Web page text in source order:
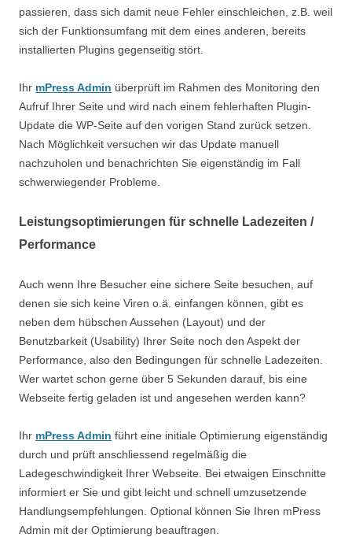
passieren, dass sich damit neue Fehler einschleichen, z.B. weil
sich der Funktionsumfang mit dem eines anderen, bereits
installierten Plugins gegenseitig stört.
Ihr mPress Admin überprüft im Rahmen des Monitoring den
Aufruf Ihrer Seite und wird nach einem fehlerhaften Plugin-
Update die WP-Seite auf den vorigen Stand zurück setzen.
Nach Möglichkeit versuchen wir das Update manuell
nachzuholen und benachrichten Sie eigenständig im Fall
schwerwiegender Probleme.
Leistungsoptimierungen für schnelle Ladezeiten /
Performance
Auch wenn Ihre Besucher eine sichere Seite besuchen, auf
denen sie sich keine Viren o.ä. einfangen können, gibt es
neben dem hübschen Aussehen (Layout) und der
Benutzbarkeit (Usability) Ihrer Seite noch den Aspekt der
Performance, also den Bedingungen für schnelle Ladezeiten.
Wer wartet schon gerne über 5 Sekunden darauf, bis eine
Webseite fertig geladen ist und angesehen werden kann?
Ihr mPress Admin führt eine initiale Optimierung eigenständig
durch und prüft anschliessend regelmäßig die
Ladegeschwindigkeit Ihrer Webseite. Bei etwaigen Einschnitte
informiert er Sie und gibt leicht und schnell umzusetzende
Handlungsempfehlungen. Optional können Sie Ihren mPress
Admin mit der Optimierung beauftragen.